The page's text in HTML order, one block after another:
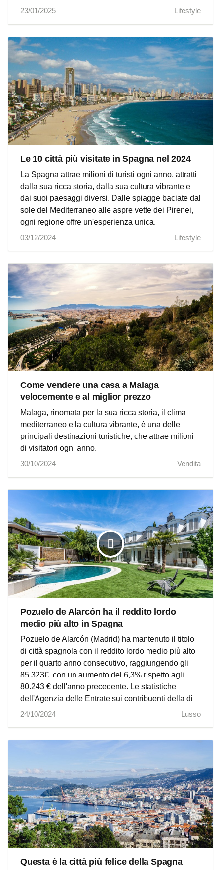
23/01/2025
Lifestyle
Le 10 città più visitate in Spagna nel 2024
La Spagna attrae milioni di turisti ogni anno, attratti
dalla sua ricca storia, dalla sua cultura vibrante e
dai suoi paesaggi diversi. Dalle spiagge baciate dal
sole del Mediterraneo alle aspre vette dei Pirenei,
ogni regione offre un'esperienza unica.
03/12/2024
Lifestyle
Come vendere una casa a Malaga
velocemente e al miglior prezzo
Malaga, rinomata per la sua ricca storia, il clima
mediterraneo e la cultura vibrante, è una delle
principali destinazioni turistiche, che attrae milioni
di visitatori ogni anno.
30/10/2024
Vendita
Pozuelo de Alarcón ha il reddito lordo
medio più alto in Spagna
Pozuelo de Alarcón (Madrid) ha mantenuto il titolo
di città spagnola con il reddito lordo medio più alto
per il quarto anno consecutivo, raggiungendo gli
85.323€, con un aumento del 6,3% rispetto agli
80.243 € dell'anno precedente. Le statistiche
dell'Agenzia delle Entrate sui contribuenti della di
24/10/2024
Lusso
Questa è la città più felice della Spagna